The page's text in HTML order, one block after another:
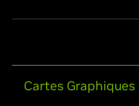
Cartes Graphiques